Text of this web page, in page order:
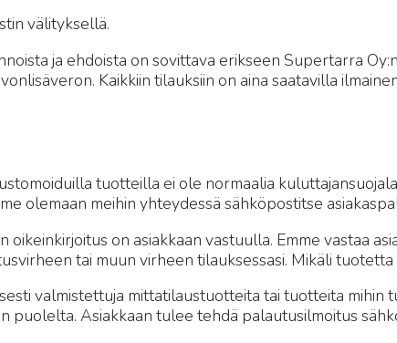
välityksellä.
ja ehdoista on sovittava erikseen Supertarra
Kaikkiin tilauksiin on aina saatavilla
tuotteilla ei ole normaalia
olemaan meihin yhteydessä sähköpostitse
on asiakkaan vastuulla. Emme vastaa
tai muun virheen tilauksessasi. Mikäli
valmistettuja mittatilaustuotteita tai tuotteita mihin
Asiakkaan tulee tehdä palautusilmoitus